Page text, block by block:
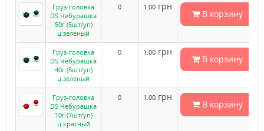
Груз-головка
DS Чебурашка
50г (5шт/уп)
ц:зеленый
0 1.00 грн
В корзину
Груз-головка
DS Чебурашка
40г (5шт/уп)
ц:зеленый
0 1.00 грн
В корзину
Груз-головка
DS Чебурашка
10г (7шт/уп)
ц:красный
0 1.00 грн
В корзину